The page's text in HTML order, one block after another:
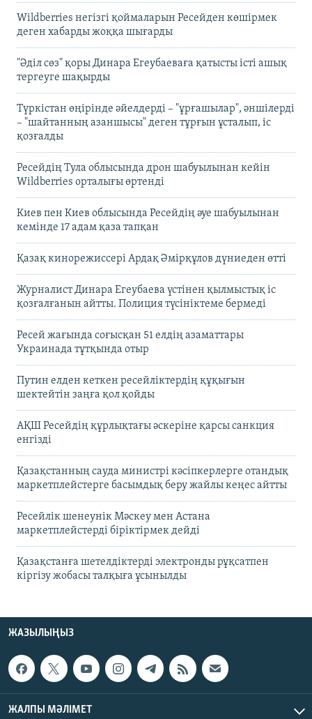
Wildberries негізгі қоймаларын Ресейден көшірмек
деген хабарды жоққа шығарды
"Әділ сөз" қоры Динара Егеубаеваға қатысты істі ашық
тергеуге шақырды
Түркістан өңірінде әйелдерді – "ұрғашылар", әншілерді
– "шайтанның азаншысы" деген тұрғын ұсталып, іс
қозғалды
Ресейдің Тула облысында дрон шабуылынан кейін
Wildberries орталығы өртенді
Киев пен Киев облысында Ресейдің әуе шабуылынан
кемінде 17 адам қаза тапқан
Қазақ кинорежиссері Ардақ Әмірқұлов дүниеден өтті
Журналист Динара Егеубаева үстінен қылмыстық іс
қозғалғанын айтты. Полиция түсініктеме бермеді
Ресей жағында соғысқан 51 елдің азаматтары
Украинада тұтқында отыр
Путин елден кеткен ресейліктердің құқығын
шектейтін заңға қол қойды
АҚШ Ресейдің құрлықтағы әскеріне қарсы санкция
енгізді
Қазақстанның сауда министрі кәсіпкерлерге отандық
маркетплейстерге басымдық беру жайлы кеңес айтты
Ресейлік шенеунік Мәскеу мен Астана
маркетплейстерді біріктірмек дейді
Қазақстанға шетелдіктерді электронды рұқсатпен
кіргізу жобасы талқыға ұсынылды
ЖАЗЫЛЫҢЫЗ
ЖАЛПЫ МӘЛІМЕТ